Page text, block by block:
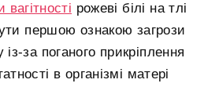
вагітності рожеві білі на тлі
першою ознакою загрози
за поганого прикріплення
в організмі матері